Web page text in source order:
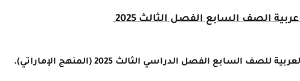
الصف السابع الفصل الثالث 2025